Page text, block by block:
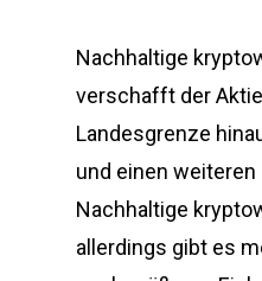
Nachhaltige
verschafft der
Landesgrenze
und einen
Nachhaltige
allerdings gibt es